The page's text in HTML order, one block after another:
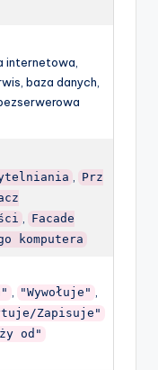
internetowa,
baza danych,
, Prz
, Facade
komputera
, "Wywołuje" ,
Zapisuje"
od"